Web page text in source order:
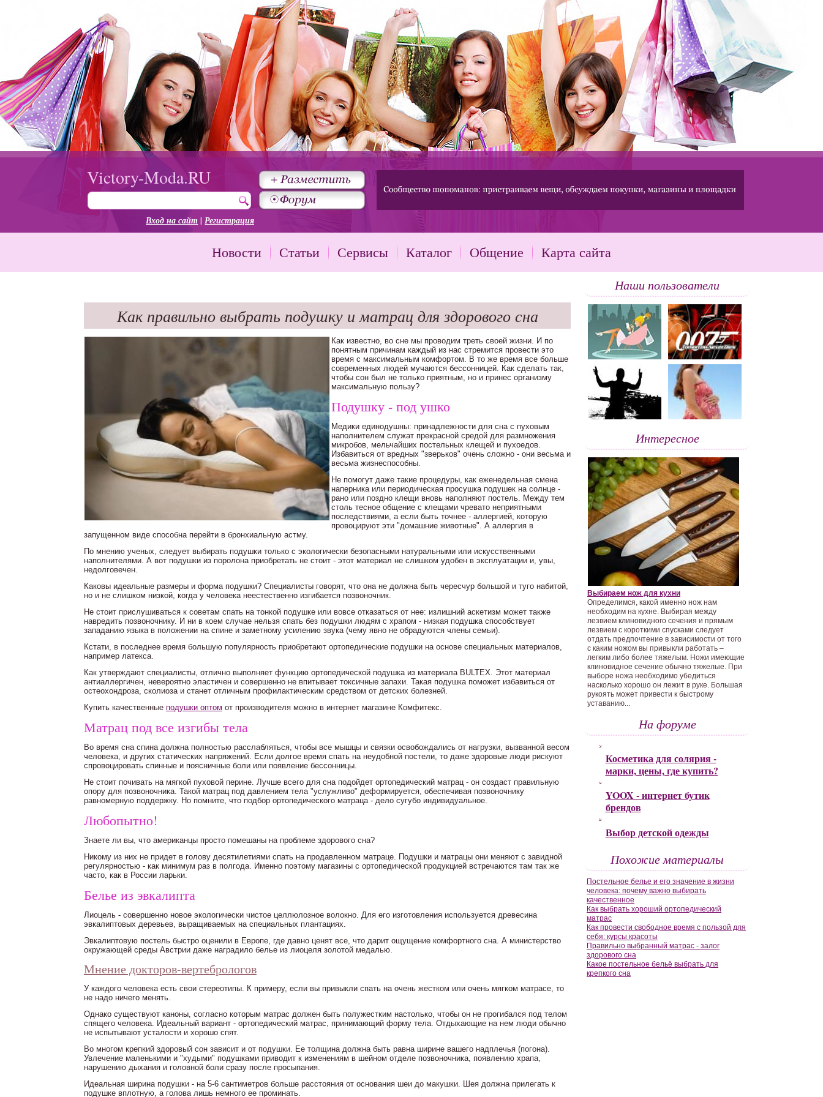
Victory-Moda.RU
Вход на сайт |Регистрация
Новости Статьи Сервисы Каталог Общение Карта сайта
Как правильно выбрать подушку и матрац для здорового сна
Как известно, во сне мы проводим треть своей жизни. И по
понятным причинам каждый из нас стремится провести это
время с максимальным комфортом. В то же время все больше
современных людей мучаются бессонницей. Как сделать так,
чтобы сон был не только приятным, но и принес организму
максимальную пользу?
Подушку - под ушко
Медики единодушны: принадлежности для сна с пуховым
наполнителем служат прекрасной средой для размножения
микробов, мельчайших постельных клещей и пухоедов.
Избавиться от вредных "зверьков" очень сложно - они весьма и
весьма жизнеспособны.
Не помогут даже такие процедуры, как еженедельная смена
наперника или периодическая просушка подушек на солнце -
рано или поздно клещи вновь наполняют постель. Между тем
столь тесное общение с клещами чревато неприятными
последствиями, а если быть точнее - аллергией, которую
провоцируют эти "домашние животные". А аллергия в
запущенном виде способна перейти в бронхиальную астму.
По мнению ученых, следует выбирать подушки только с экологически безопасными натуральными или искусственными
наполнителями. А вот подушки из поролона приобретать не стоит - этот материал не слишком удобен в эксплуатации и, увы,
недолговечен.
Каковы идеальные размеры и форма подушки? Специалисты говорят, что она не должна быть чересчур большой и туго набитой,
но и не слишком низкой, когда у человека неестественно изгибается позвоночник.
Не стоит прислушиваться к советам спать на тонкой подушке или вовсе отказаться от нее: излишний аскетизм может также
навредить позвоночнику. И ни в коем случае нельзя спать без подушки людям с храпом - низкая подушка способствует
западанию языка в положении на спине и заметному усилению звука (чему явно не обрадуются члены семьи).
Кстати, в последнее время большую популярность приобретают ортопедические подушки на основе специальных материалов,
например латекса.
Как утверждают специалисты, отлично выполняет функцию ортопедической подушка из материала BULTEX. Этот материал
антиаллергичен, невероятно эластичен и совершенно не впитывает токсичные запахи. Такая подушка поможет избавиться от
остеохондроза, сколиоза и станет отличным профилактическим средством от детских болезней.
Купить качественные подушки оптом от производителя можно в интернет магазине Комфитекс.
Матрац под все изгибы тела
Во время сна спина должна полностью расслабляться, чтобы все мышцы и связки освобождались от нагрузки, вызванной весом
человека, и других статических напряжений. Если долгое время спать на неудобной постели, то даже здоровые люди рискуют
спровоцировать спинные и поясничные боли или появление бессонницы.
Не стоит почивать на мягкой пуховой перине. Лучше всего для сна подойдет ортопедический матрац - он создаст правильную
опору для позвоночника. Такой матрац под давлением тела "услужливо" деформируется, обеспечивая позвоночнику
равномерную поддержку. Но помните, что подбор ортопедического матраца - дело сугубо индивидуальное.
Любопытно!
Знаете ли вы, что американцы просто помешаны на проблеме здорового сна?
Никому из них не придет в голову десятилетиями спать на продавленном матраце. Подушки и матрацы они меняют с завидной
регулярностью - как минимум раз в полгода. Именно поэтому магазины с ортопедической продукцией встречаются там так же
часто, как в России ларьки.
Белье из эвкалипта
Лиоцель - совершенно новое экологически чистое целлюлозное волокно. Для его изготовления используется древесина
эвкалиптовых деревьев, выращиваемых на специальных плантациях.
Эвкалиптовую постель быстро оценили в Европе, где давно ценят все, что дарит ощущение комфортного сна. А министерство
окружающей среды Австрии даже наградило белье из лиоцеля золотой медалью.
Мнение докторов-вертебрологов
У каждого человека есть свои стереотипы. К примеру, если вы привыкли спать на очень жестком или очень мягком матрасе, то
не надо ничего менять.
Однако существуют каноны, согласно которым матрас должен быть полужестким настолько, чтобы он не прогибался под телом
спящего человека. Идеальный вариант - ортопедический матрас, принимающий форму тела. Отдыхающие на нем люди обычно
не испытывают усталости и хорошо спят.
Во многом крепкий здоровый сон зависит и от подушки. Ее толщина должна быть равна ширине вашего надплечья (погона).
Увлечение маленькими и "худыми" подушками приводит к изменениям в шейном отделе позвоночника, появлению храпа,
нарушению дыхания и головной боли сразу после просыпания.
Идеальная ширина подушки - на 5-6 сантиметров больше расстояния от основания шеи до макушки. Шея должна прилегать к
подушке вплотную, а голова лишь немного ее проминать.
Наши пользователи
Интересное
Выбираем нож для кухни
Определимся, какой именно нож нам
необходим на кухне. Выбирая между
лезвием клиновидного сечения и прямым
лезвием с короткими спусками следует
отдать предпочтение в зависимости от того
с каким ножом вы привыкли работать –
легким либо более тяжелым. Ножи имеющие
клиновидное сечение обычно тяжелые. При
выборе ножа необходимо убедиться
насколько хорошо он лежит в руке. Большая
рукоять может привести к быстрому
уставанию...
На форуме
Косметика для солярия -
марки, цены, где купить?
YOOX - интернет бутик
брендов
Выбор детской одежды
Похожие материалы
Постельное белье и его значение в жизни
человека: почему важно выбирать
качественное
Как выбрать хороший ортопедический
матрас
Как провести свободное время с пользой для
себя: курсы красоты
Правильно выбранный матрас - залог
здорового сна
Какое постельное бельё выбрать для
крепкого сна